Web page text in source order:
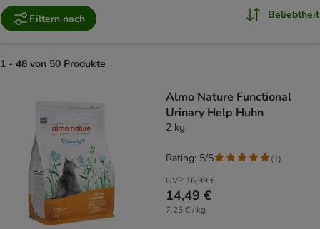
Filtern nach Beliebtheit
1 - 48 von 50 Produkte
Almo Nature Functional
Urinary Help Huhn
2 kg
UVP 16,99 €
14,49 €
7,25 € / kg
Rating: 5/5 (1)